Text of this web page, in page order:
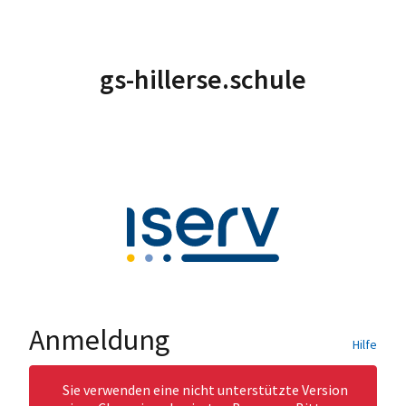
gs-hillerse.schule
Anmeldung Hilfe
Sie verwenden eine nicht unterstützte Version